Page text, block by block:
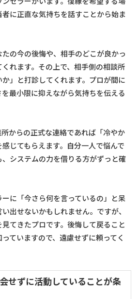
に正直な気持ちを話すことから始ま
の今の後悔や、相手のどこが良かっ
れます。その上で、相手側の相談所
」と打診してくれます。プロが間に
最小限に抑えながら気持ちを伝える
からの正式な連絡であれば「冷やか
じてもらえます。自分一人で悩んで
システムの力を借りる方がずっと確
に「今さら何を言っているの」と呆
出せないかもしれません。ですが、
てきたプロです。後悔して戻ること
ていますので、遠慮せずに頼ってく
せずに活動していることが条